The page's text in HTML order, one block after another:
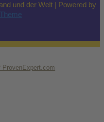
und der Welt | Powered by
ProvenExpert.com